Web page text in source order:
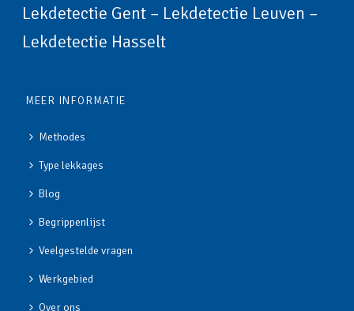
Lekdetectie Gent – Lekdetectie Leuven –
Lekdetectie Hasselt
MEER INFORMATIE
Methodes
Type lekkages
Blog
Begrippenlijst
Veelgestelde vragen
Werkgebied
Over ons